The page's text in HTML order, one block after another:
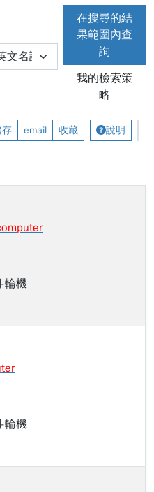
在搜尋的結
果範圍內查
詢
我的檢索策
略
存 email 收藏 說明
輪機
輪機